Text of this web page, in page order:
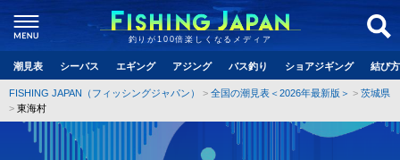
釣りが100倍楽しくなるメディア
潮見表 シーバス エギング アジング バス釣り ショアジギング 結び
FISHING JAPAN（フィッシングジャパン） 全国の潮見表＜2026年最新版＞
茨城県
東海村